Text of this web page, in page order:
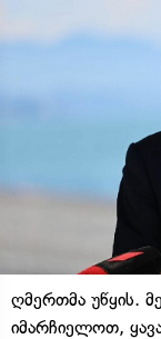
ღმერთმა უწყის.
იმარჩიელოთ,